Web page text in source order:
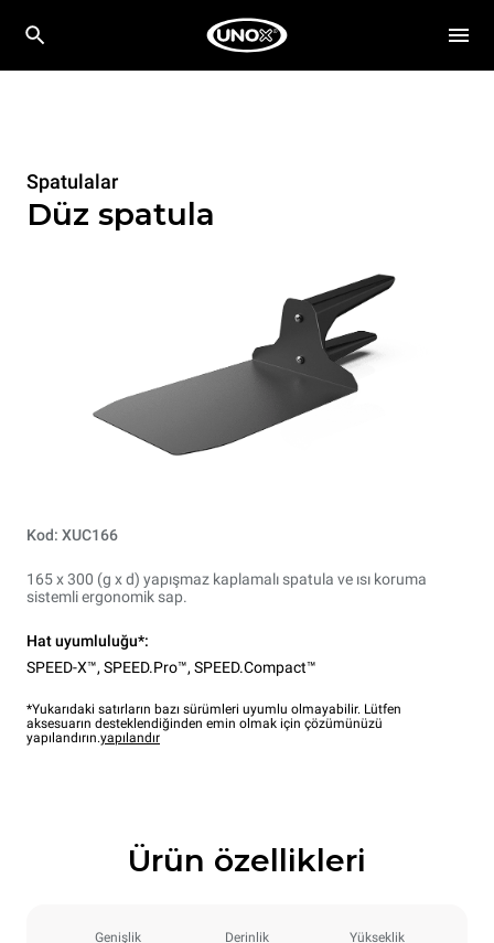
Spatulalar
Düz spatula
Kod: XUC166
165 x 300 (g x d) yapışmaz kaplamalı spatula ve ısı koruma
sistemli ergonomik sap.
Hat uyumluluğu*:
SPEED-X™, SPEED.Pro™, SPEED.Compact™
*Yukarıdaki satırların bazı sürümleri uyumlu olmayabilir. Lütfen
aksesuarın desteklendiğinden emin olmak için çözümünüzü
yapılandırın.yapılandır
Ürün özellikleri
Genişlik Derinlik Yükseklik